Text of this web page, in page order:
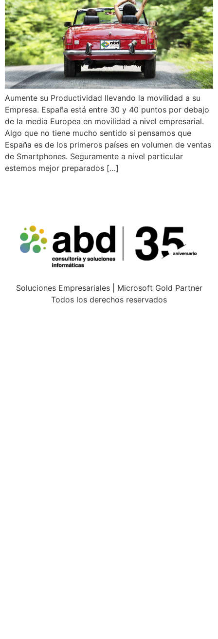
Aumente su Productividad llevando la movilidad a su
Empresa. España está entre 30 y 40 puntos por debajo
de la media Europea en movilidad a nivel empresarial.
Algo que no tiene mucho sentido si pensamos que
España es de los primeros países en volumen de ventas
de Smartphones. Seguramente a nivel particular
estemos mejor preparados […]
Soluciones Empresariales | Microsoft Gold Partner
Todos los derechos reservados